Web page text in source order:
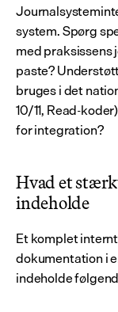
system. Spørg
med
paste?
bruges i det
10/11, Read-
for integration?
Hvad et
indeholde
Et komplet
dokumentation i
indeholde